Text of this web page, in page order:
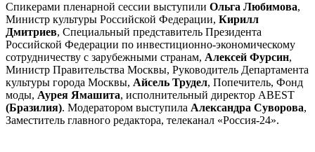
Спикерами пленарной сессии выступили Ольга Любимова,
Министр культуры Российской Федерации, Кирилл
Дмитриев, Специальный представитель Президента
Российской Федерации по инвестиционно-экономическому
сотрудничеству с зарубежными странам, Алексей Фурсин,
Министр Правительства Москвы, Руководитель Департамента
культуры города Москвы, Айсель Трудел, Попечитель, Фонд
моды, Аурея Ямашита, исполнительный директор ABEST
(Бразилия). Модератором выступила Александра Суворова,
Заместитель главного редактора, телеканал «Россия-24».